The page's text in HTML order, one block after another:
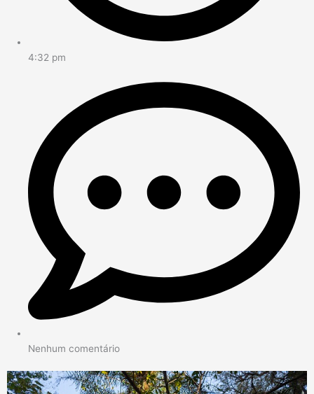
4:32 pm
Nenhum comentário